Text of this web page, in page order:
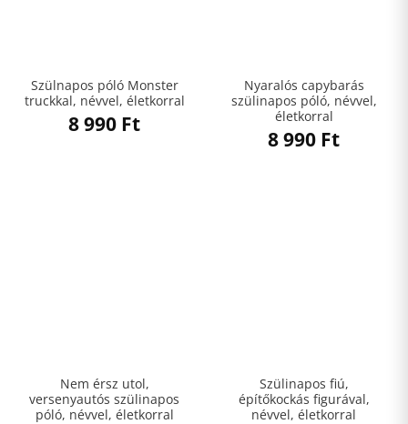
Szülnapos póló Monster
truckkal, névvel, életkorral
8 990 Ft
Nyaralós capybarás
szülinapos póló, névvel,
életkorral
8 990 Ft
Nem érsz utol,
versenyautós szülinapos
póló, névvel, életkorral
Szülinapos fiú,
építőkockás figurával,
névvel, életkorral